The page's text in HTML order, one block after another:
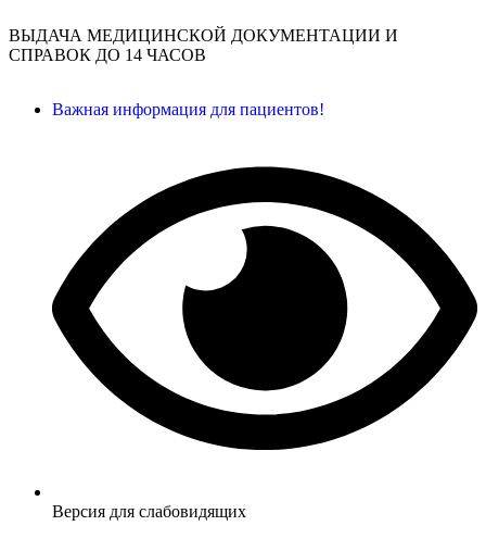
ВЫДАЧА МЕДИЦИНСКОЙ ДОКУМЕНТАЦИИ И
СПРАВОК ДО 14 ЧАСОВ
Важная информация для пациентов!
Версия для слабовидящих